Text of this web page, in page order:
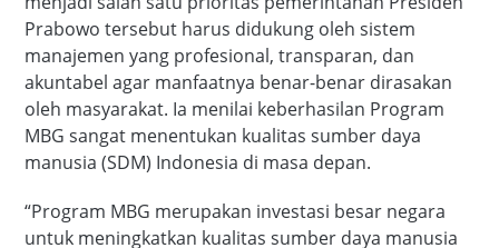
Prabowo tersebut harus didukung oleh sistem
manajemen yang profesional, transparan, dan
akuntabel agar manfaatnya benar-benar dirasakan
oleh masyarakat. Ia menilai keberhasilan Program
MBG sangat menentukan kualitas sumber daya
manusia (SDM) Indonesia di masa depan.
“Program MBG merupakan investasi besar negara
untuk meningkatkan kualitas sumber daya manusia